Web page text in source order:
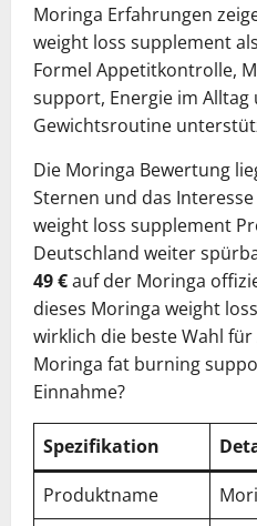
Moringa Erfahrungen
weight loss supplement
Formel Appetitkontrolle,
support, Energie im
Gewichtsroutine
Die Moringa Bewertung
Sternen und das
weight loss supplement
Deutschland weiter
49 €auf der Moringa
dieses Moringa weight
wirklich die beste Wahl
Moringa fat burning
Einnahme?
Spezifikation
Produktname